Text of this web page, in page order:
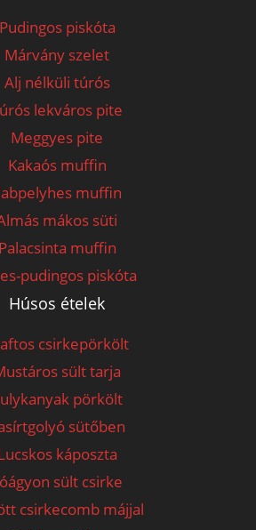
Pudingos piskóta
Márvány szelet
Alj nélküli túrós
lekváros pite
Meggyes pite
Kakaós muffin
muffin
mákos süti
Palacsinta muffin
pudingos piskóta
Húsos ételek
csirkepörkölt
sült tarja
pörkölt
sütőben
káposzta
sült csirke
csirkecomb májjal